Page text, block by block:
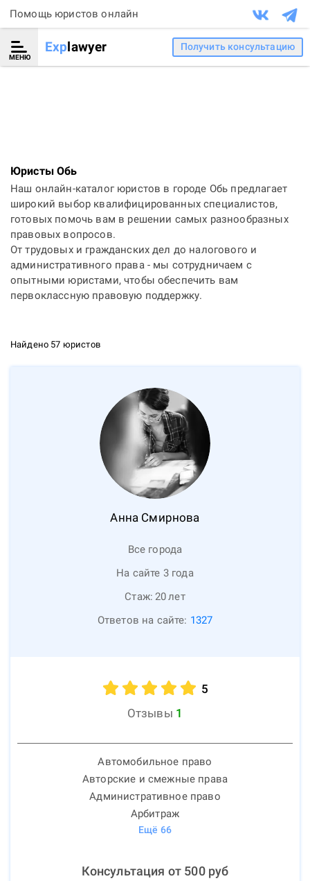
Помощь юристов онлайн
МЕНЮ
Explawyer Получить консультацию
Юристы Обь
Наш онлайн-каталог юристов в городе Обь предлагает
широкий выбор квалифицированных специалистов,
готовых помочь вам в решении самых разнообразных
правовых вопросов.
От трудовых и гражданских дел до налогового и
административного права - мы сотрудничаем с
опытными юристами, чтобы обеспечить вам
первоклассную правовую поддержку.
Найдено 57 юристов
Анна Смирнова
Все города
На сайте 3 года
Стаж: 20лет
Ответов на сайте: 1327
5
Отзывы 1
Автомобильное право
Авторские и смежные права
Административное право
Арбитраж
Ещё 66
Консультация от 500руб